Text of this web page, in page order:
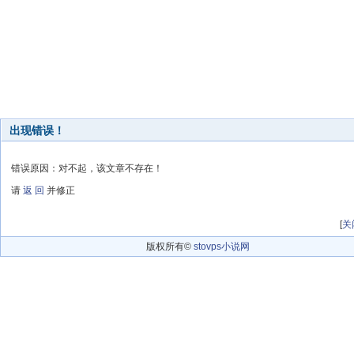
出现错误！
错误原因：对不起，该文章不存在！
请 返 回 并修正
[关
版权所有© stovps小说网